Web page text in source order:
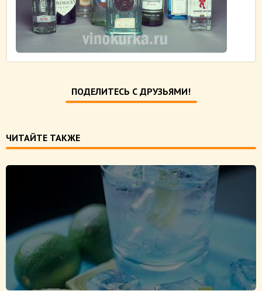
ПОДЕЛИТЕСЬ С ДРУЗЬЯМИ!
ЧИТАЙТЕ ТАКЖЕ